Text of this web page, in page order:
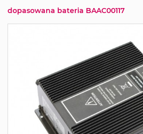
dopasowana bateria BAAC00117